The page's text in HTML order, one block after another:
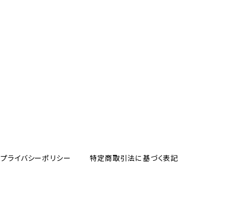
プライバシーポリシー 特定商取引法に基づく表記